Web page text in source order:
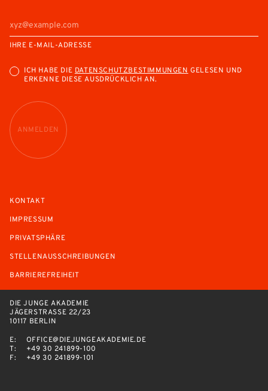
IHRE E-MAIL-ADRESSE
ICH HABE DIEDATENSCHUTZBESTIMMUNGENGELESEN UND
ERKENNE DIESE AUSDRÜCKLICH AN.
ANMELDEN
KONTAKT
IMPRESSUM
PRIVATSPHÄRE
STELLENAUSSCHREIBUNGEN
BARRIEREFREIHEIT
DIE JUNGE AKADEMIE
JÄGERSTRASSE 22/23
10117 BERLIN
E:
OFFICE@DIEJUNGEAKADEMIE.DE
T:
+49 30 241899-100
F:
+49 30 241899-101